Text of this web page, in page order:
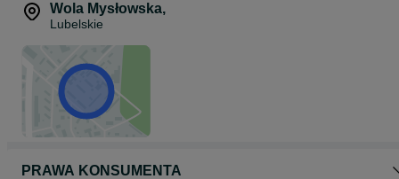
Wola Mysłowska,
Lubelskie
PRAWA KONSUMENTA